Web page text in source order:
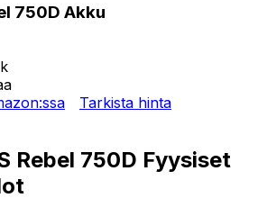
750D Akku
Tarkista hinta
Rebel 750D Fyysiset